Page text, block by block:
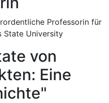
Professorin für
State University
von
Eine